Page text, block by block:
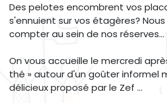
Des pelotes encombrent vos
s'ennuient sur vos étagères?
compter au sein de nos réserves...
On vous accueille le mercredi
thé » autour d'un goûter informel
délicieux proposé par le Zef ...